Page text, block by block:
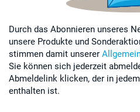
Durch das Abonnieren unseres
unsere Produkte und
stimmen damit unserer
Sie können sich jederzeit
Abmeldelink klicken, der in
enthalten ist.